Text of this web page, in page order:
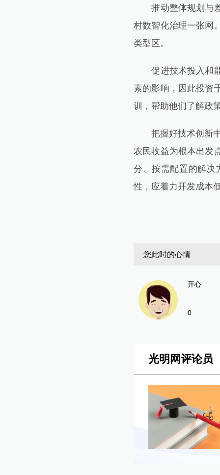
推动整体规划与差
村数智化治理一张网
类型区。
促进技术投入和能
素的影响，因此投资
训，帮助他们了解政
把握好技术创新中
农民收益为根本出发
分、按需配置的解决
性，应着力开发成本
您此时的心情
开心
0
光明网评论员